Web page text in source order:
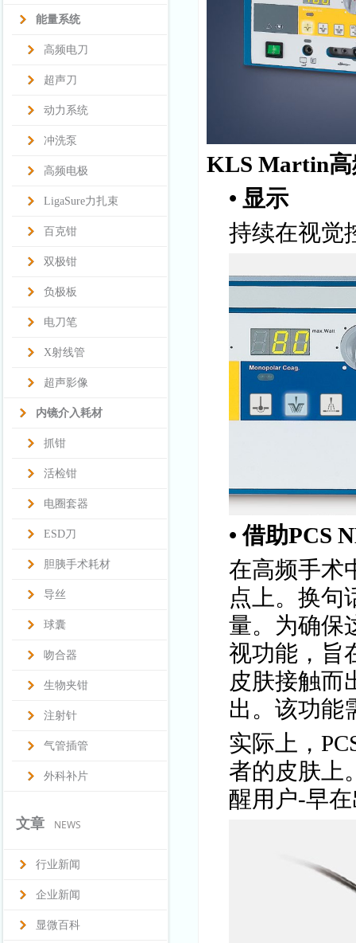
能量系统
高频电刀
超声刀
动力系统
冲洗泵
高频电极
LigaSure力扎束
百克钳
双极钳
负极板
电刀笔
X射线管
超声影像
内镜介入耗材
抓钳
活检钳
电圈套器
ESD刀
胆胰手术耗材
导丝
球囊
吻合器
生物夹钳
注射针
气管插管
外科补片
文章 NEWS
行业新闻
企业新闻
显微百科
KLS Martin高
• 显示
持续在视觉
• 借助PCS
在高频手术
点上。换句
量。为确保
视功能，旨
皮肤接触而
出。该功能
实际上，
者的皮肤上
醒用户-早